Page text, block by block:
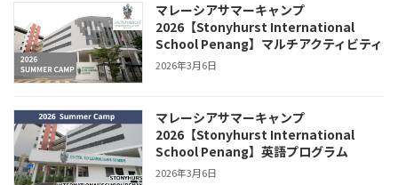
マレーシアサマーキャンプ
2026【Stonyhurst International
School Penang】マルチアクティビティ
2026年3月6日
マレーシアサマーキャンプ
2026【Stonyhurst International
School Penang】英語プログラム
2026年3月6日